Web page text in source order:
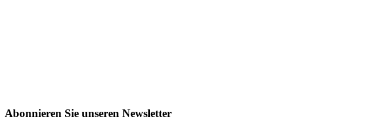
Abonnieren Sie unseren Newsletter